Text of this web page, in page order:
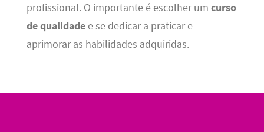
profissional. O importante é escolher um curso
de qualidadee se dedicar a praticar e
aprimorar as habilidades adquiridas.